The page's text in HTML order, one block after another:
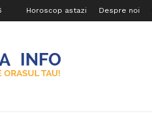
Horoscop astazi Despre noi